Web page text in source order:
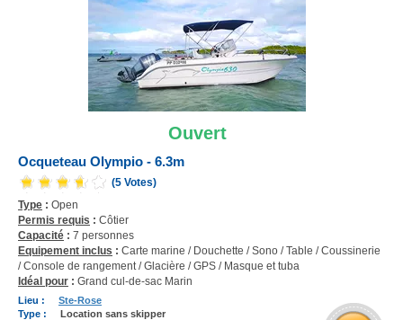
Ouvert
Ocqueteau Olympio - 6.3m
(5 Votes)
Type : Open
Permis requis : Côtier
Capacité : 7 personnes
Equipement inclus : Carte marine / Douchette / Sono / Table / Coussinerie
/ Console de rangement / Glacière / GPS / Masque et tuba
Idéal pour : Grand cul-de-sac Marin
Lieu :
Ste-Rose
Type :
Location sans skipper